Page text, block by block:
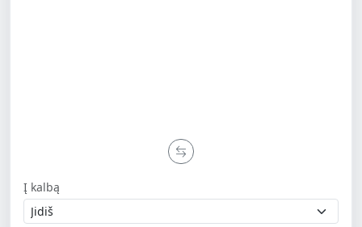
Į kalbą